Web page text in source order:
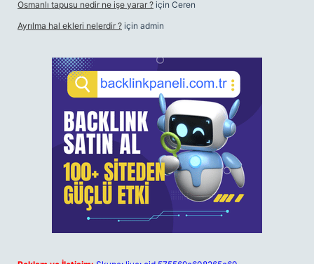
Osmanlı tapusu nedir ne işe yarar ? için Ceren
Ayrılma hal ekleri nelerdir ? için admin